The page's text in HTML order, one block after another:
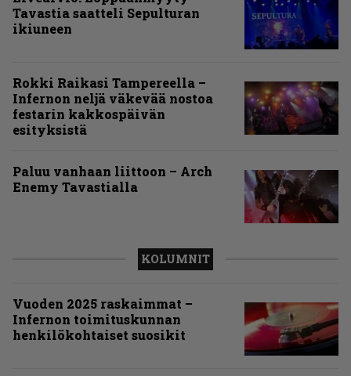
Tavastia saatteli Sepulturan
ikiuneen
Rokki Raikasi Tampereella –
Infernon neljä väkevää nostoa
festarin kakkospäivän
esityksistä
Paluu vanhaan liittoon – Arch
Enemy Tavastialla
KOLUMNIT
Vuoden 2025 raskaimmat –
Infernon toimituskunnan
henkilökohtaiset suosikit